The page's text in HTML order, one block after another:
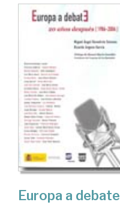
Europa a debate